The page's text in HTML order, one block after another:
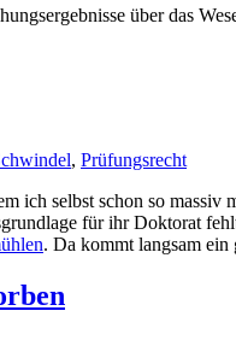
über das
, Prüfungsrecht
ich selbst schon so
für ihr Doktorat
. Da kommt langsam ein